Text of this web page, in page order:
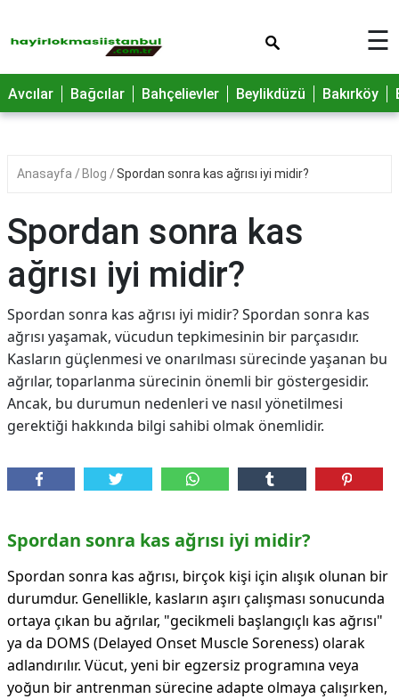
☰
Avcılar Bağcılar Bahçelievler Beylikdüzü Bakırköy
Anasayfa Blog Spordan sonra kas ağrısı iyi midir?
Spordan sonra kas
ağrısı iyi midir?
Spordan sonra kas ağrısı iyi midir? Spordan sonra kas
ağrısı yaşamak, vücudun tepkimesinin bir parçasıdır.
Kasların güçlenmesi ve onarılması sürecinde yaşanan bu
ağrılar, toparlanma sürecinin önemli bir göstergesidir.
Ancak, bu durumun nedenleri ve nasıl yönetilmesi
gerektiği hakkında bilgi sahibi olmak önemlidir.
Spordan sonra kas ağrısı iyi midir?
Spordan sonra kas ağrısı, birçok kişi için alışık olunan bir
durumdur. Genellikle, kasların aşırı çalışması sonucunda
ortaya çıkan bu ağrılar, "gecikmeli başlangıçlı kas ağrısı"
ya da DOMS (Delayed Onset Muscle Soreness) olarak
adlandırılır. Vücut, yeni bir egzersiz programına veya
yoğun bir antrenman sürecine adapte olmaya çalışırken,